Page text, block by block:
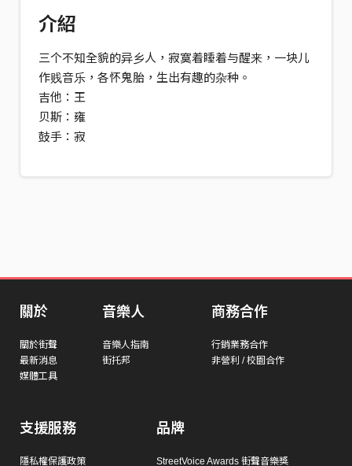
介紹
三个不知全貌的异乡人，寂寞着睡着与醒来，一块儿
作贱音乐，各怀鬼胎，生出有趣的杂种。
吉他：王
贝斯：雍
鼓手：寂
關於
關於街聲
最新消息
媒體工具
音樂人
音樂人指南
街托邦
商務合作
行銷業務合作
非營利 / 校園合作
支援服務
隱私權保護政策
品牌
StreetVoice Awards 街聲音樂獎